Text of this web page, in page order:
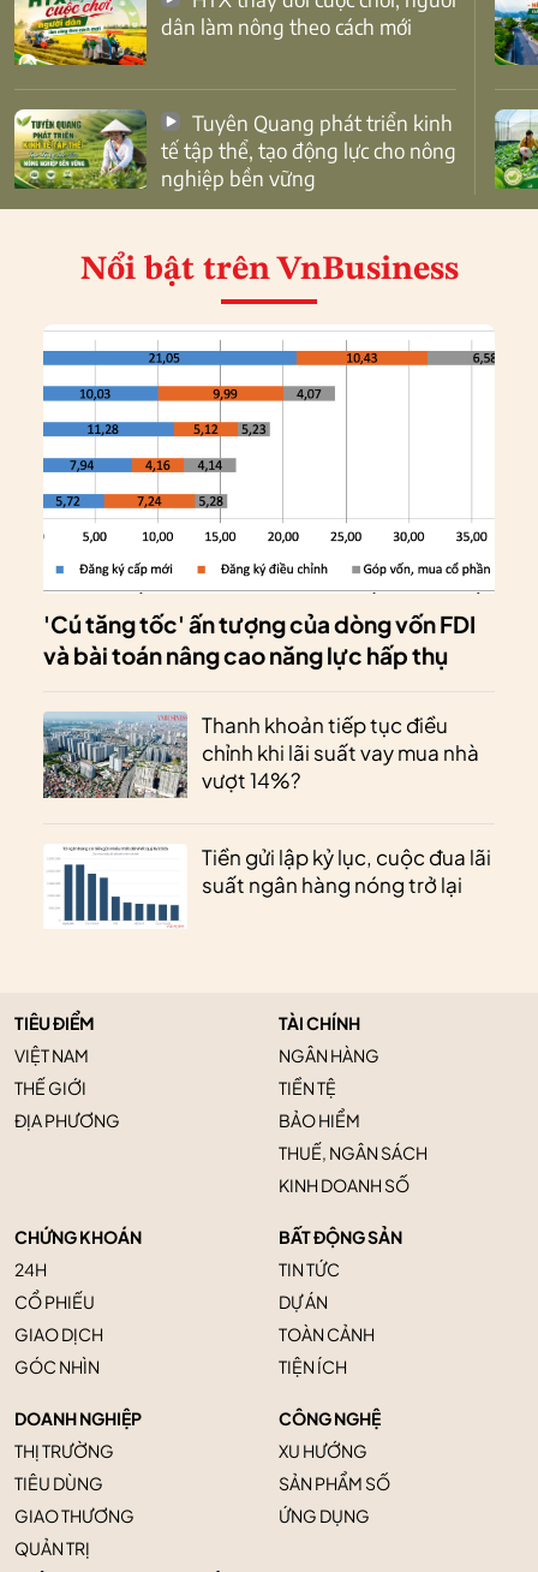
dân làm nông theo cách mới
tế tập thể, tạo động lực cho nông
nghiệp bền vững
Nổi bật trên VnBusiness
'Cú tăng tốc' ấn tượng của dòng vốn FDI
và bài toán nâng cao năng lực hấp thụ
Thanh khoản tiếp tục điều
chỉnh khi lãi suất vay mua nhà
vượt 14%?
Tiền gửi lập kỷ lục, cuộc đua lãi
suất ngân hàng nóng trở lại
TIÊU ĐIỂM
VIỆT NAM
THẾ GIỚI
ĐỊA PHƯƠNG
TÀI CHÍNH
NGÂN HÀNG
TIỀN TỆ
BẢO HIỂM
THUẾ, NGÂN SÁCH
KINH DOANH SỐ
CHỨNG KHOÁN
24H
CỔ PHIẾU
GIAO DỊCH
GÓC NHÌN
BẤT ĐỘNG SẢN
TIN TỨC
DỰ ÁN
TOÀN CẢNH
TIỆN ÍCH
DOANH NGHIỆP
THỊ TRƯỜNG
TIÊU DÙNG
GIAO THƯƠNG
QUẢN TRỊ
CÔNG NGHỆ
XU HƯỚNG
SẢN PHẨM SỐ
ỨNG DỤNG